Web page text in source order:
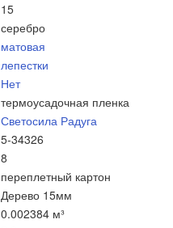
15
серебро
матовая
лепестки
Нет
термоусадочная пленка
Светосила Радуга
5-34326
8
переплетный картон
Дерево 15мм
0.002384 м³